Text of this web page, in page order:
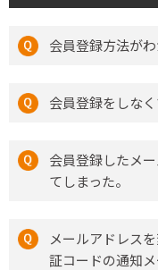
会員登録方法がわ
会員登録をしな
会員登録したメ
てしまった。
メールアドレス
証コードの通知